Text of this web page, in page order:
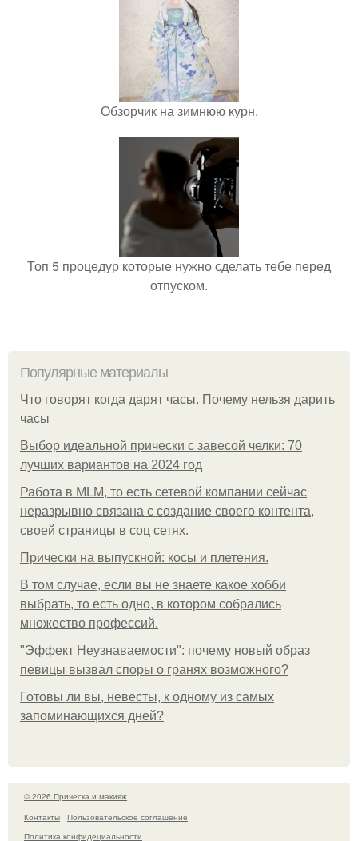
Обзорчик на зимнюю курн.
Топ 5 процедур которые нужно сделать тебе перед
отпуском.
Популярные материалы
Что говорят когда дарят часы. Почему нельзя дарить
часы
Выбор идеальной прически с завесой челки: 70
лучших вариантов на 2024 год
Работа в MLM, то есть сетевой компании сейчас
неразрывно связана с создание своего контента,
своей страницы в соц сетях.
Прически на выпускной: косы и плетения.
В том случае, если вы не знаете какое хобби
выбрать, то есть одно, в котором собрались
множество профессий.
"Эффект Неузнаваемости": почему новый образ
певицы вызвал споры о гранях возможного?
Готовы ли вы, невесты, к одному из самых
запоминающихся дней?
© 2026 Прическа и макияж
Контакты
Пользовательское соглашение
Политика конфидециальности